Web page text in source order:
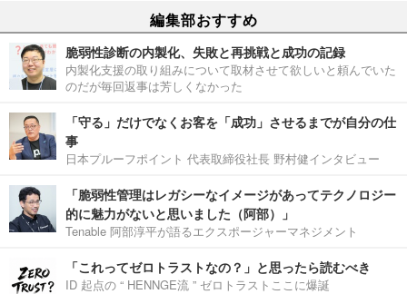
編集部おすすめ
脆弱性診断の内製化、失敗と再挑戦と成功の記録
内製化支援の取り組みについて取材させて欲しいと頼んでいた
のだが毎回返事は芳しくなかった
「守る」だけでなくお客を「成功」させるまでが自分の仕
事
日本プルーフポイント 代表取締役社長 野村健インタビュー
「脆弱性管理はレガシーなイメージがあってテクノロジー
的に魅力がないと思いました（阿部）」
Tenable 阿部淳平が語るエクスポージャーマネジメント
「これってゼロトラストなの？」と思ったら読むべき
ID 起点の “ HENNGE流 ” ゼロトラストここに爆誕